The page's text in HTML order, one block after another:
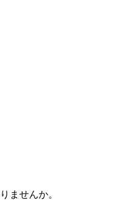
ませんか。